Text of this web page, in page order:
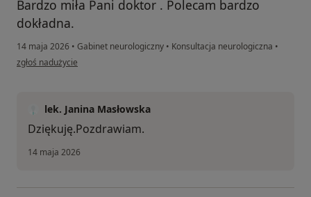
Bardzo miła Pani doktor . Polecam bardzo
dokładna.
14 maja 2026 • Gabinet neurologiczny • Konsultacja neurologiczna •
w opinii użytkownika Elżbieta
zgłoś nadużycie
lek. Janina Masłowska
Dziękuję.Pozdrawiam.
14 maja 2026